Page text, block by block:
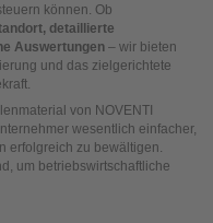
können. Ob
detaillierte
Auswertungen – wir bieten
und das zielgerichtete
von NOVENTI
wesentlich einfacher,
erfolgreich zu bewältigen.
um betriebswirtschaftliche